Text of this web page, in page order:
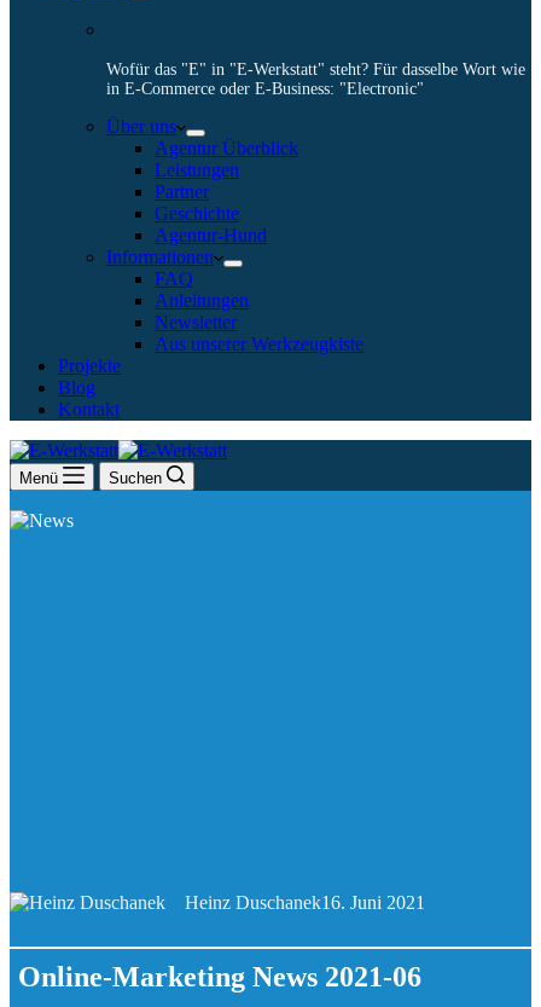
Wofür das "E" in "E-Werkstatt" steht? Für dasselbe Wort wie
in E-Commerce oder E-Business: "Electronic"
Über uns
Agentur Überblick
Leistungen
Partner
Geschichte
Agentur-Hund
Informationen
FAQ
Anleitungen
Newsletter
Aus unserer Werkzeugkiste
Projekte
Blog
Kontakt
Menü Suchen
Heinz Duschanek16. Juni 2021
Online-Marketing News 2021-06